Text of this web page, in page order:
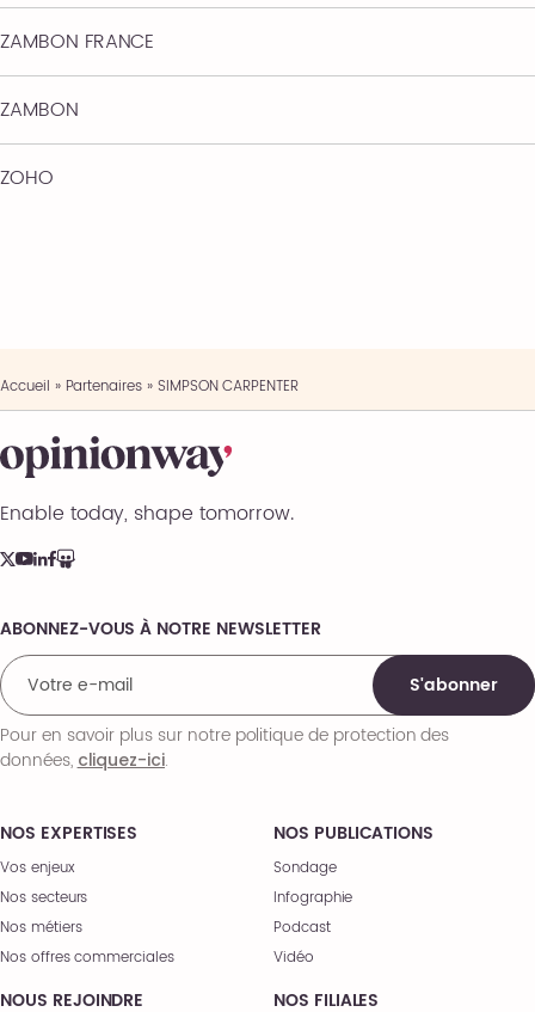
ZAMBON FRANCE
ZAMBON
ZOHO
Accueil » Partenaires » SIMPSON CARPENTER
Enable today, shape tomorrow.
NOS EXPERTISES
Vos enjeux
Nos secteurs
Nos métiers
Nos offres commerciales
NOS PUBLICATIONS
Sondage
Infographie
Podcast
Vidéo
NOUS REJOINDRE NOS FILIALES
Comments
ABONNEZ-VOUS À NOTRE NEWSLETTER
S'abonner
Pour en savoir plus sur notre politique de protection des
données,cliquez-ici.